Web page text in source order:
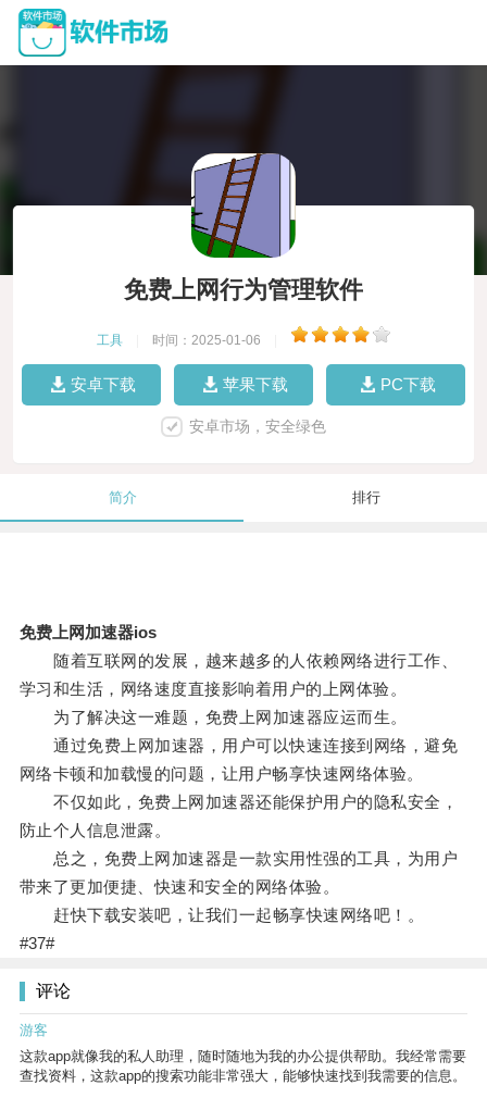
免费上网行为管理软件
工具 时间：2025-01-06
安卓下载 苹果下载 PC下载
安卓市场，安全绿色
简介 排行
免费上网加速器ios
随着互联网的发展，越来越多的人依赖网络进行工作、
学习和生活，网络速度直接影响着用户的上网体验。
为了解决这一难题，免费上网加速器应运而生。
通过免费上网加速器，用户可以快速连接到网络，避免
网络卡顿和加载慢的问题，让用户畅享快速网络体验。
不仅如此，免费上网加速器还能保护用户的隐私安全，
防止个人信息泄露。
总之，免费上网加速器是一款实用性强的工具，为用户
带来了更加便捷、快速和安全的网络体验。
赶快下载安装吧，让我们一起畅享快速网络吧！。
#37#
评论
游客
这款app就像我的私人助理，随时随地为我的办公提供帮助。我经常需要
查找资料，这款app的搜索功能非常强大，能够快速找到我需要的信息。